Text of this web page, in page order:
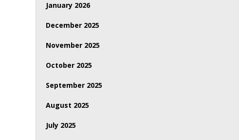
January 2026
December 2025
November 2025
October 2025
September 2025
August 2025
July 2025